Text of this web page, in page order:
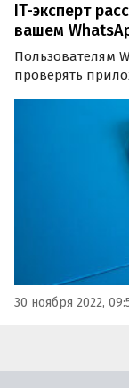
IT-эксперт
вашем
Пользователям
проверять
директор
30 ноября 2022,